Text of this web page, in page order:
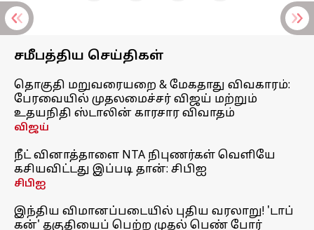
சமீபத்திய செய்திகள்
தொகுதி மறுவரையறை & மேகதாது விவகாரம்:
பேரவையில் முதலமைச்சர் விஜய் மற்றும்
உதயநிதி ஸ்டாலின் காரசார விவாதம்
விஜய்
நீட் வினாத்தாளை NTA நிபுணர்கள் வெளியே
கசியவிட்டது இப்படி தான்: சிபிஐ
சிபிஐ
இந்திய விமானப்படையில் புதிய வரலாறு! 'டாப்
கன்' தகுதியைப் பெற்ற முதல் பெண் போர்